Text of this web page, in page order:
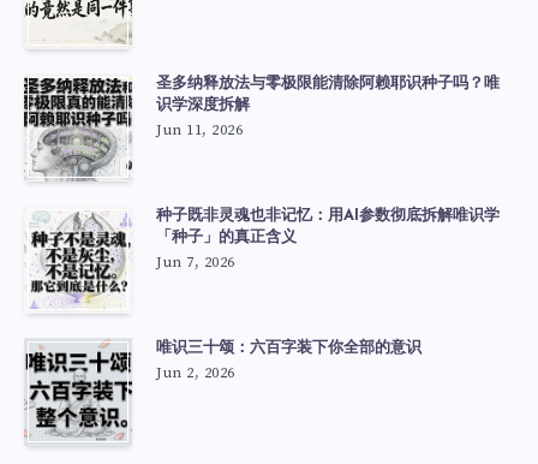
圣多纳释放法与零极限能清除阿赖耶识种子吗？唯
识学深度拆解
Jun 11, 2026
种子既非灵魂也非记忆：用AI参数彻底拆解唯识学
「种子」的真正含义
Jun 7, 2026
唯识三十颂：六百字装下你全部的意识
Jun 2, 2026